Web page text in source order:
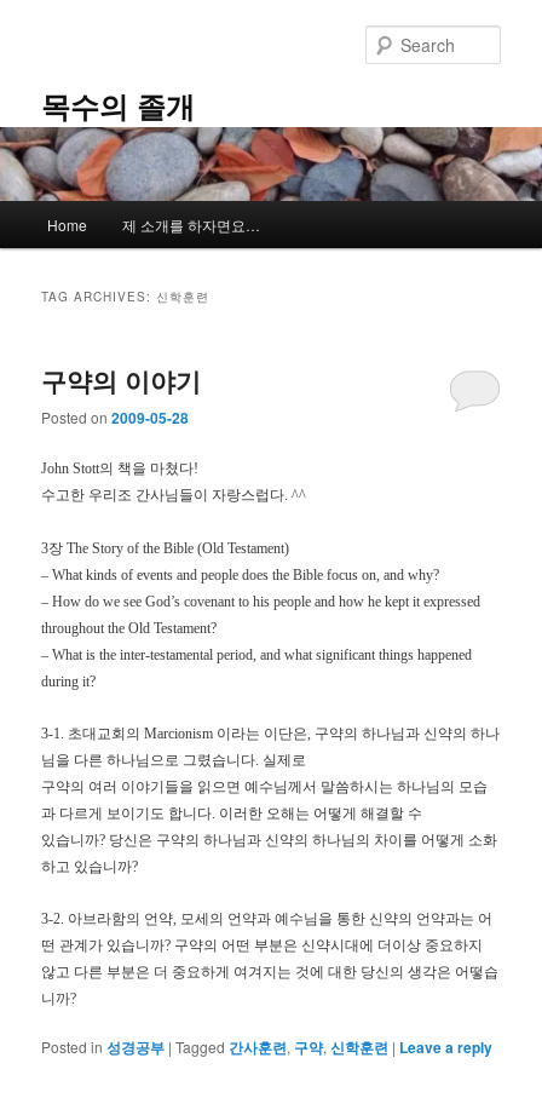
content
content목수의 졸개
Home 제 소개를 하자면요…
TAG ARCHIVES:신학훈련
구약의 이야기
Posted on2009-05-28
John Stott의 책을 마쳤다!
수고한 우리조 간사님들이 자랑스럽다. ^^
3장 The Story of the Bible (Old Testament)
– What kinds of events and people does the Bible focus on, and why?
– How do we see God’s covenant to his people and how he kept it expressed
throughout the Old Testament?
– What is the inter-testamental period, and what significant things happened
during it?
3-1. 초대교회의 Marcionism 이라는 이단은, 구약의 하나님과 신약의 하나
님을 다른 하나님으로 그렸습니다. 실제로
구약의 여러 이야기들을 읽으면 예수님께서 말씀하시는 하나님의 모습
과 다르게 보이기도 합니다. 이러한 오해는 어떻게 해결할 수
있습니까? 당신은 구약의 하나님과 신약의 하나님의 차이를 어떻게 소화
하고 있습니까?
3-2. 아브라함의 언약, 모세의 언약과 예수님을 통한 신약의 언약과는 어
떤 관계가 있습니까? 구약의 어떤 부분은 신약시대에 더이상 중요하지
않고 다른 부분은 더 중요하게 여겨지는 것에 대한 당신의 생각은 어떻습
니까?
Posted in 성경공부 |Tagged 간사훈련, 구약,신학훈련 | Leave a reply